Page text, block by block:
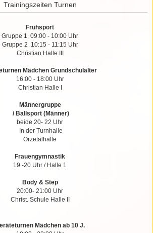
Trainingszeiten Turnen
Frühsport
Gruppe 1 09:00 - 10:00 Uhr
Gruppe 2 10:15 - 11:15 Uhr
Christian Halle III
Mädchen Grundschulalter
16:00 - 18:00 Uhr
Christian Halle I
Männergruppe
/ Ballsport (Männer)
beide 20- 22 Uhr
In der Turnhalle
Örzetalhalle
Frauengymnastik
19 -20 Uhr / Halle 1
Body & Step
20:00- 21:00 Uhr
Christ. Schule Halle II
Mädchen ab 10 J.